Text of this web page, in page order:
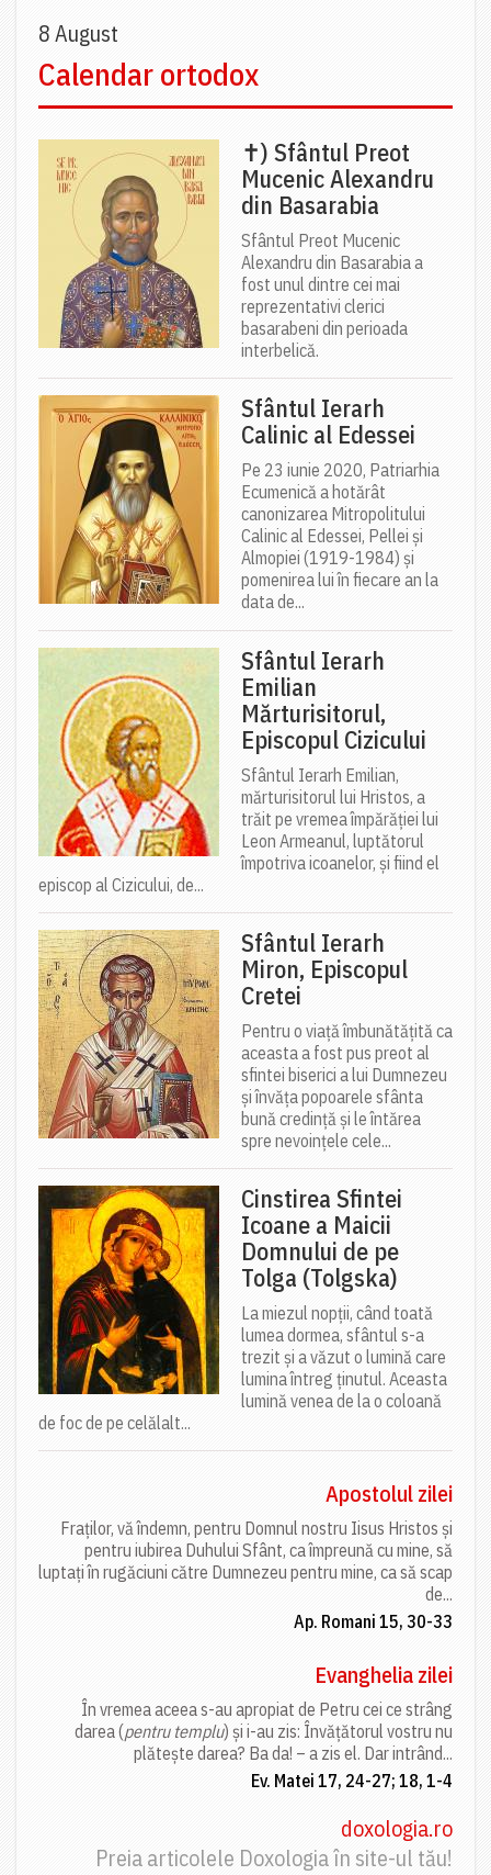
8 August
Calendar ortodox
✝) Sfântul Preot
Mucenic Alexandru
din Basarabia
Sfântul Preot Mucenic
Alexandru din Basarabia a
fost unul dintre cei mai
reprezentativi clerici
basarabeni din perioada
interbelică.
Sfântul Ierarh
Calinic al Edessei
Pe 23 iunie 2020, Patriarhia
Ecumenică a hotărât
canonizarea Mitropolitului
Calinic al Edessei, Pellei și
Almopiei (1919-1984) și
pomenirea lui în fiecare an la
data de...
Sfântul Ierarh
Emilian
Mărturisitorul,
Episcopul Cizicului
Sfântul Ierarh Emilian,
mărturisitorul lui Hristos, a
trăit pe vremea împărăției lui
Leon Armeanul, luptătorul
împotriva icoanelor, și fiind el
episcop al Cizicului, de...
Sfântul Ierarh
Miron, Episcopul
Cretei
Pentru o viață îmbunătățită ca
aceasta a fost pus preot al
sfintei biserici a lui Dumnezeu
și învăța popoarele sfânta
bună credință și le întărea
spre nevoințele cele...
Cinstirea Sfintei
Icoane a Maicii
Domnului de pe
Tolga (Tolgska)
La miezul nopții, când toată
lumea dormea, sfântul s-a
trezit și a văzut o lumină care
lumina întreg ținutul. Aceasta
lumină venea de la o coloană
de foc de pe celălalt...
Apostolul zilei
Fraților, vă îndemn, pentru Domnul nostru Iisus Hristos și
pentru iubirea Duhului Sfânt, ca împreună cu mine, să
luptați în rugăciuni către Dumnezeu pentru mine, ca să scap
de...
Ap. Romani 15, 30-33
Evanghelia zilei
În vremea aceea s-au apropiat de Petru cei ce strâng
darea (pentru templu) și i-au zis: Învățătorul vostru nu
plătește darea? Ba da! – a zis el. Dar intrând...
Ev. Matei 17, 24-27; 18, 1-4
doxologia.ro
Preia articolele Doxologia în site-ul tău!